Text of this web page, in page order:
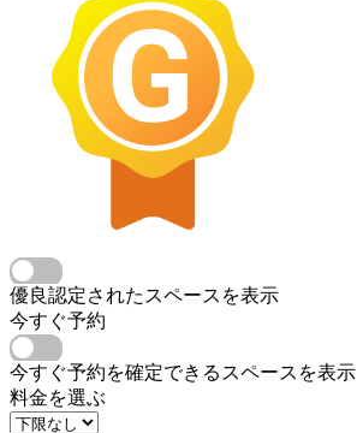
優良認定されたスペースを表示
今すぐ予約
今すぐ予約を確定できるスペースを表示
料金を選ぶ